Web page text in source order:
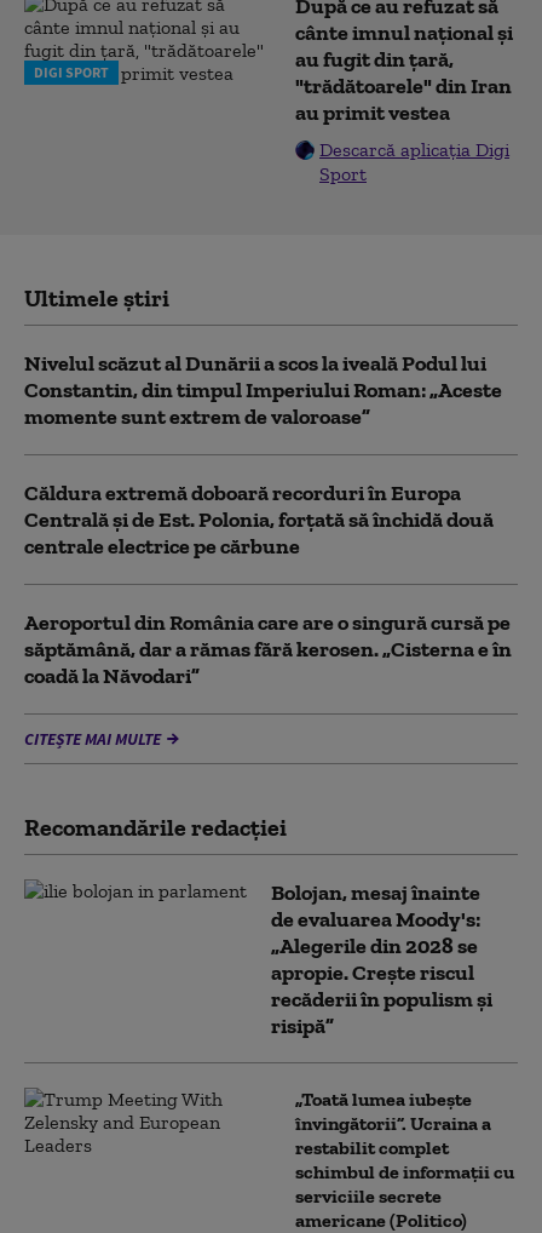
DIGI SPORT
După ce au refuzat să
cânte imnul naţional şi
au fugit din ţară,
"trădătoarele" din Iran
au primit vestea
Descarcă aplicația Digi
Sport
Ultimele știri
Nivelul scăzut al Dunării a scos la iveală Podul lui
Constantin, din timpul Imperiului Roman: „Aceste
momente sunt extrem de valoroase”
Căldura extremă doboară recorduri în Europa
Centrală și de Est. Polonia, forțată să închidă două
centrale electrice pe cărbune
Aeroportul din România care are o singură cursă pe
săptămână, dar a rămas fără kerosen. „Cisterna e în
coadă la Năvodari”
CITEȘTE MAI MULTE
Recomandările redacţiei
Bolojan, mesaj înainte
de evaluarea Moody's:
„Alegerile din 2028 se
apropie. Crește riscul
recăderii în populism și
risipă”
„Toată lumea iubește
învingătorii”. Ucraina a
restabilit complet
schimbul de informații cu
serviciile secrete
americane (Politico)